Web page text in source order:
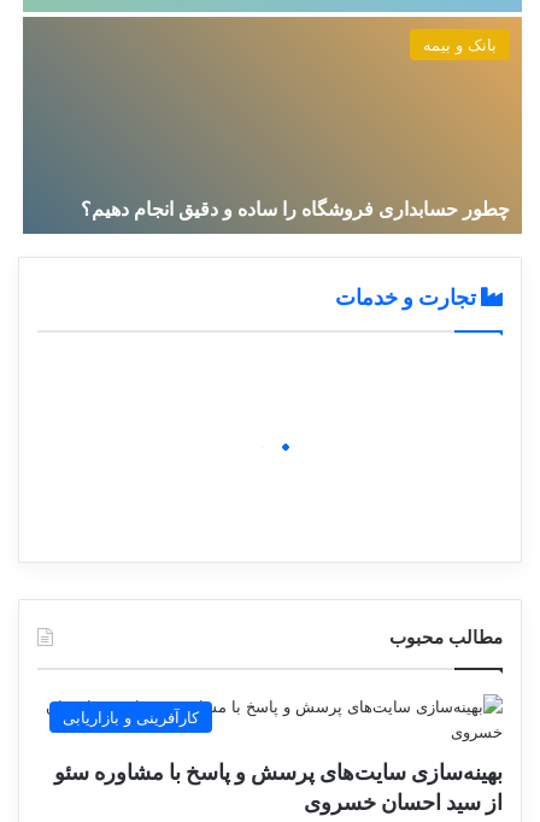
بانک و بیمه
چطور حسابداری فروشگاه را ساده و دقیق انجام دهیم؟
تجارت و خدمات
مطالب محبوب
کارآفرینی و بازاریابی
بهینه‌سازی سایت‌های پرسش و پاسخ با مشاوره سئو
از سید احسان خسروی